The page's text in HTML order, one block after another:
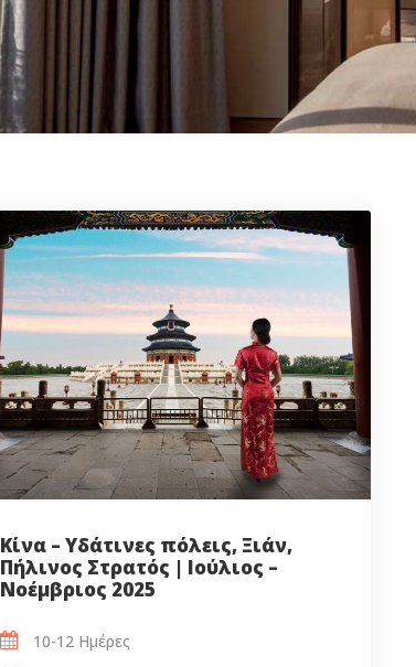
Κίνα – Υδάτινες πόλεις, Ξιάν,
Πήλινος Στρατός | Ιούλιος –
Νοέμβριος 2025
10-12 Ημέρες